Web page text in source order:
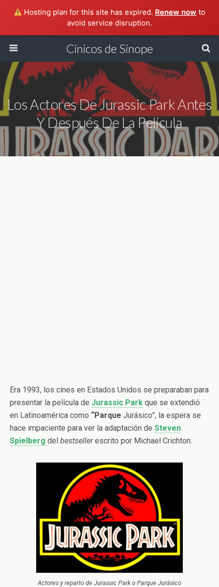
Hosting plan for this site has expired. Renew now to
avoid service disruption.
Cínicos de Sinope
Los Actores De Jurassic Park Antes
Y Después De La Película
Era 1993, los cines en Estados Unidos se preparaban para
presentar la película de Jurassic Park que se extendió
en Latinoamérica como “Parque Jurásico”, la espera se
hace impaciente para ver la adaptación de Steven
Spielberg del bestsellerescrito por Michael Crichton.
Actores y reparto de Jurassic Park o Parque Jurásico